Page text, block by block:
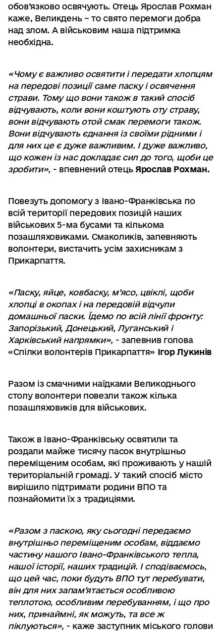
обов’язково освячують. Отець Ярослав Рохман
каже, Великдень – то свято перемоги добра
над злом. А військовим наша підтримка
необхідна.
«Чому є важливо освятити і передати хлопцям
на передові позиції саме паску і освячення
страви. Тому що вони також в такий спосіб
відчувають, коли вони коштують оту страву,
вони відчувають отой смак перемоги також.
Вони відчувають єднання із своїми рідними і
для них це є дуже важливим. І дуже важливо,
що кожен із нас докладає сил до того, щоби це
зробити», - впевнений отець Ярослав Рохман.
Повезуть допомогу з Івано-Франківська по
всій території передових позицій наших
військових 5-ма бусами та кількома
позашляховиками. Смаколиків, запевняють
волонтери, вистачить усім захисникам з
Прикарпаття.
«Паску, яйце, ковбаску, м’ясо, цвіклі, щоби
хлопці в окопах і на передовій відчули
домашньої паски. Їдемо по всій лінії фронту:
Запорізький, Донецький, Луганський і
Харківський напрямки»,- запевнив голова
«Спілки волонтерів Прикарпаття» Ігор Лукинів
Разом із смачними наїдками Великоднього
столу волонтери повезли також кілька
позашляховиків для військових.
Також в Івано-Франківську освятили та
роздали майже тисячу пасок внутрішньо
переміщеним особам, які проживають у нашій
територіальній громаді. У такий спосіб місто
вирішило підтримати родини ВПО та
познайомити їх з традиціями.
«Разом з паскою, яку сьогодні передаємо
внутрішньо переміщеним особам, віддаємо
частину нашого Івано-Франківського тепла,
нашої історії, наших традицій. І сподіваємось,
що цей час, поки будуть ВПО тут перебувати,
він для них запам’ятається особливою
теплотою, особливим перебуванням, і що про
них, принаймні, як можуть, та все ж
піклуються», - каже заступник міського голови